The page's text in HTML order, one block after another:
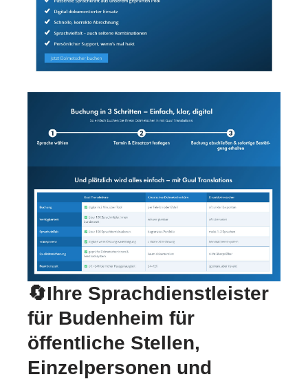
🔄Ihre Sprachdienstleister
für Budenheim für
öffentliche Stellen,
Einzelpersonen und